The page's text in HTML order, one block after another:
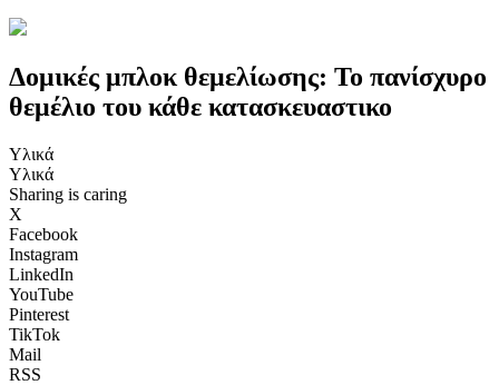
Δομικές μπλοκ θεμελίωσης: Το πανίσχυρο
θεμέλιο του κάθε κατασκευαστικο
Υλικά
Υλικά
Sharing is caring
X
Facebook
Instagram
LinkedIn
YouTube
Pinterest
TikTok
Mail
RSS